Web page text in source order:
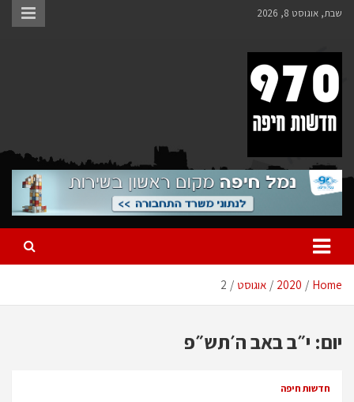
Skipשבת, אוגוסט 8, 2026
970 חדשות חיפה
970 חדשות חיפה
Home
2020 אוגוסט 2
יום: י״ב באב ה׳תש״פ
חדשות חיפה